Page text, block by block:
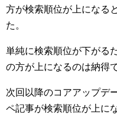
方が検索順位が上になる
た。
単純に検索順位が下がる
の方が上になるのは納得
次回以降のコアアップデ
ペ記事が検索順位が上に